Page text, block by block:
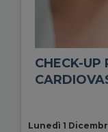
CHECK-UP
Lunedì 1